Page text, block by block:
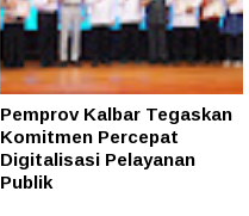
Pemprov Kalbar Tegaskan
Komitmen Percepat
Digitalisasi Pelayanan
Publik